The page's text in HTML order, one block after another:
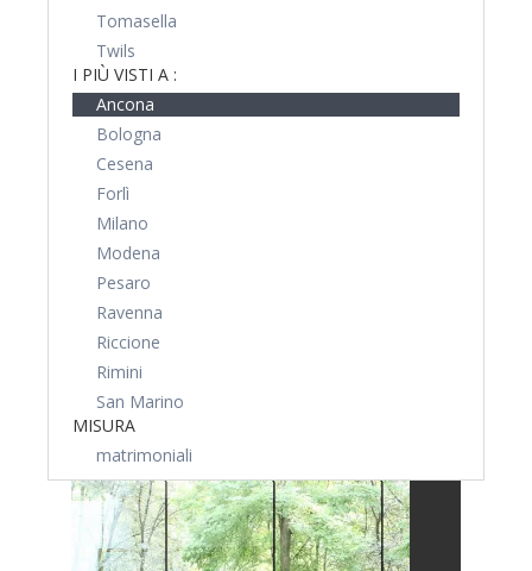
Tomasella
Twils
I PIÙ VISTI A :
Ancona
Bologna
Cesena
Forlì
Milano
Modena
Pesaro
Ravenna
Riccione
Rimini
San Marino
MISURA
matrimoniali